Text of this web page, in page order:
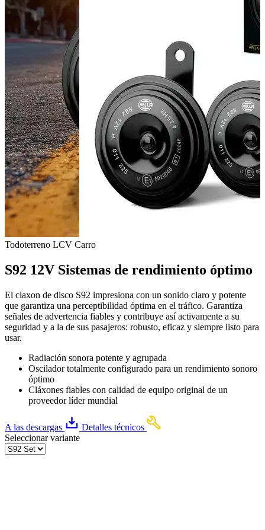
Todoterreno LCV Carro
S92 12V Sistemas de rendimiento óptimo
El claxon de disco S92 impresiona con un sonido claro y potente
que garantiza una perceptibilidad óptima en el tráfico. Garantiza
señales de advertencia fiables y contribuye así activamente a su
seguridad y a la de sus pasajeros: robusto, eficaz y siempre listo para
usar.
Radiación sonora potente y agrupada
Oscilador totalmente configurado para un rendimiento sonoro
óptimo
Cláxones fiables con calidad de equipo original de un
proveedor líder mundial
A las descargas
Detalles técnicos
Seleccionar variante